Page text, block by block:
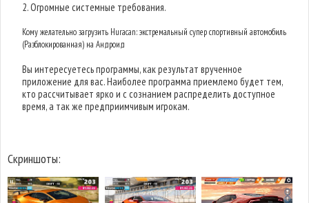
2. Огромные системные требования.
Кому желательно загрузить Huracan: экстремальный супер спортивный автомобиль
(Разблокированная) на Андроид
Вы интересуетесь программы, как результат врученное
приложение для вас. Наиболее программа приемлемо будет тем,
кто рассчитывает ярко и с сознанием распределить доступное
время, а так же предприимчивым игрокам.
Скриншоты: